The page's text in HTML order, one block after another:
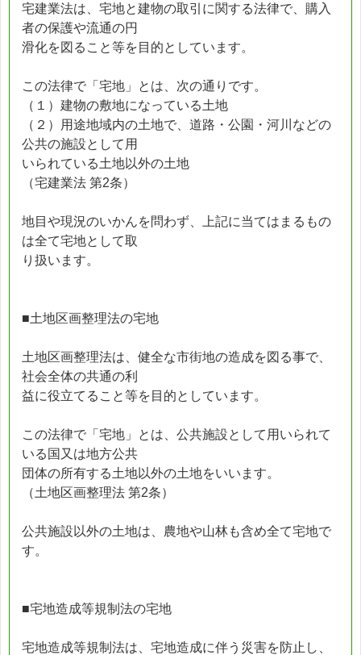
宅建業法は、宅地と建物の取引に関する法律で、購入
者の保護や流通の円
滑化を図ること等を目的としています。
この法律で「宅地」とは、次の通りです。
（１）建物の敷地になっている土地
（２）用途地域内の土地で、道路・公園・河川などの
公共の施設として用
いられている土地以外の土地
（宅建業法 第2条）
地目や現況のいかんを問わず、上記に当てはまるもの
は全て宅地として取
り扱います。
■土地区画整理法の宅地
土地区画整理法は、健全な市街地の造成を図る事で、
社会全体の共通の利
益に役立てること等を目的としています。
この法律で「宅地」とは、公共施設として用いられて
いる国又は地方公共
団体の所有する土地以外の土地をいいます。
（土地区画整理法 第2条）
公共施設以外の土地は、農地や山林も含め全て宅地で
す。
■宅地造成等規制法の宅地
宅地造成等規制法は、宅地造成に伴う災害を防止し、